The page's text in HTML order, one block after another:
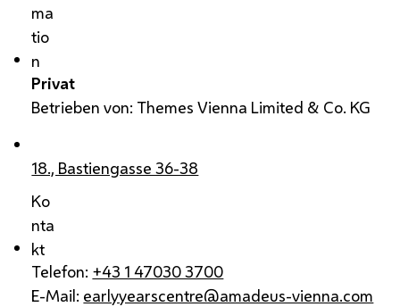
ma
tio
n
Privat
Betrieben von: Themes Vienna Limited & Co. KG
18., Bastiengasse 36-38
Ko
nta
kt
Telefon: +43 1 47030 3700
E-Mail: earlyyearscentre@amadeus-vienna.com